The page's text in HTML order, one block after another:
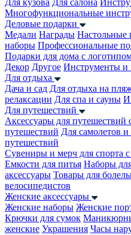
Для кузова Для салона
Многофункциональные
Деловые подарки
Медали Награды Настольные
наборы Профессиональные
Подарки для дома с
Декор Другое Инструменты и
Для отдыха
Дача и сад Для отдыха на
релаксации Для спа и сауны
Для путешествий
Аксессуары для путешествий
путешествий Для самолетов и
путешествий
Сувениры и мерч для спорта
Емкости для питья Наборы
аксессуары Товары для
велосипедистов
Женские аксессуары
Женские наборы Женские
Крючки для сумок
женские Украшения Часы